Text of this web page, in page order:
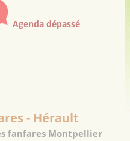
Agenda dépassé
- Hérault
fanfares Montpellier